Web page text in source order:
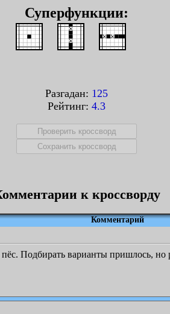
Суперфункции:
Разгадан: 125
Рейтинг: 4.3
к кроссворду
Комментарий
Подбирать варианты пришлось, но